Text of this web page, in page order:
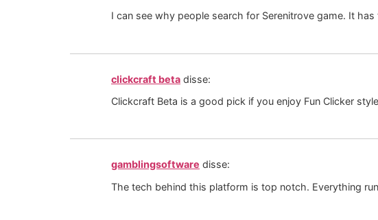
I can see why people search for Serenitrove game. It
clickcraft beta disse:
Clickcraft Beta is a good pick if you enjoy Fun Clicker
gamblingsoftware disse:
The tech behind this platform is top notch. Everything